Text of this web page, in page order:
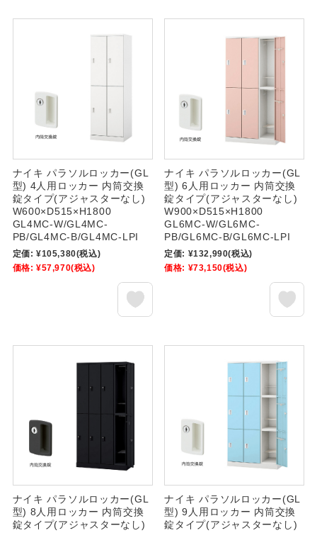
ナイキ パラソルロッカー(GL
型) 4人用ロッカー 内筒交換
錠タイプ(アジャスターなし)
W600×D515×H1800
GL4MC-W/GL4MC-
PB/GL4MC-B/GL4MC-LPI
定価: ¥105,380(税込)
価格: ¥57,970(税込)
ナイキ パラソルロッカー(GL
型) 6人用ロッカー 内筒交換
錠タイプ(アジャスターなし)
W900×D515×H1800
GL6MC-W/GL6MC-
PB/GL6MC-B/GL6MC-LPI
定価: ¥132,990(税込)
価格: ¥73,150(税込)
ナイキ パラソルロッカー(GL
型) 8人用ロッカー 内筒交換
錠タイプ(アジャスターなし)
ナイキ パラソルロッカー(GL
型) 9人用ロッカー 内筒交換
錠タイプ(アジャスターなし)